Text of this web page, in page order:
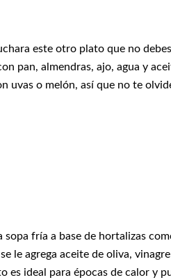
este otro plato que no
pan, almendras, ajo, agua y
uvas o melón, así que no te
sopa fría a base de hortalizas
le agrega aceite de oliva,
es ideal para épocas de calor y